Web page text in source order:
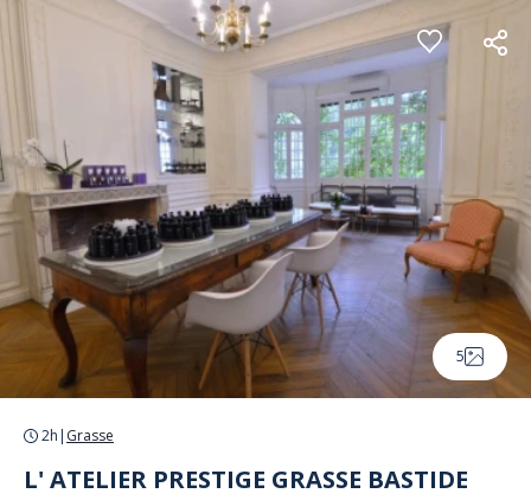
Panneau de gestion des cookies
5
2h | Grasse
L' ATELIER PRESTIGE GRASSE BASTIDE